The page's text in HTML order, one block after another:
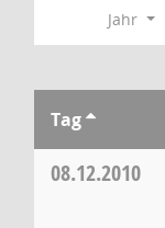
Jahr
Tag
08.12.2010